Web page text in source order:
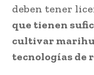
deben tener
que tienen
cultivar
tecnologías de